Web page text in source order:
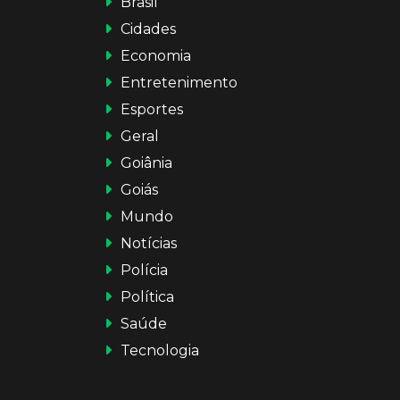
Cidades
Economia
Entretenimento
Esportes
Geral
Goiânia
Goiás
Mundo
Notícias
Polícia
Política
Saúde
Tecnologia